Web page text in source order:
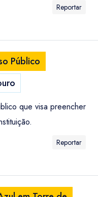
Reportar
Público
que visa preencher
Reportar